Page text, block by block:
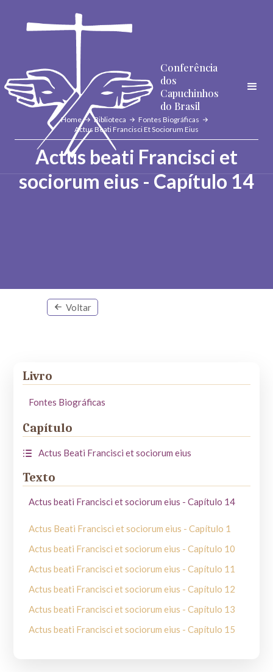
Conferência
dos
Capuchinhos
do Brasil
Home Biblioteca
Fontes Biográficas
Actus Beati Francisci Et Sociorum Eius
Actus beati Francisci et
sociorum eius - Capítulo 14
Voltar
Livro
Fontes Biográficas
Capítulo
Actus Beati Francisci et sociorum eius
Texto
Actus beati Francisci et sociorum eius - Capítulo 14
Actus Beati Francisci et sociorum eius - Capítulo 1
Actus beati Francisci et sociorum eius - Capítulo 10
Actus beati Francisci et sociorum eius - Capítulo 11
Actus beati Francisci et sociorum eius - Capítulo 12
Actus beati Francisci et sociorum eius - Capítulo 13
Actus beati Francisci et sociorum eius - Capítulo 15